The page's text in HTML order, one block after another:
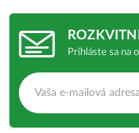
Prihláste sa na